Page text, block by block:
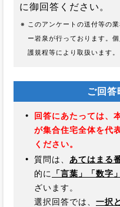
に御回答ください。
※ このアンケートの送付等の
ー岩泉が行っております。
護規程等により取扱います。
ご回
・
回答にあたっては、
が集合住宅全体を代
ください。
・ 質問は、 あてはまる
的に
「言葉」「数字
ざいます。
選択回答では、 一択